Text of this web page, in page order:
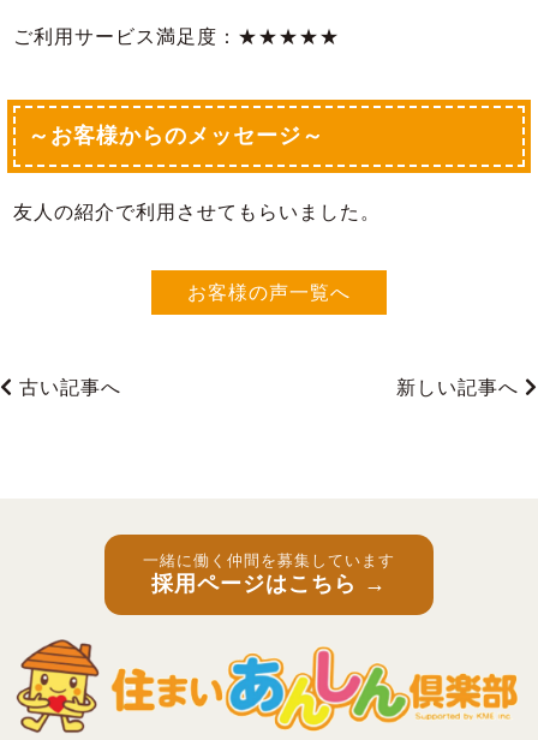
ご利用サービス満足度：★★★★★
～お客様からのメッセージ～
友人の紹介で利用させてもらいました。
お客様の声一覧へ
古い記事へ 新しい記事へ
一緒に働く仲間を募集しています
採用ページはこちら →